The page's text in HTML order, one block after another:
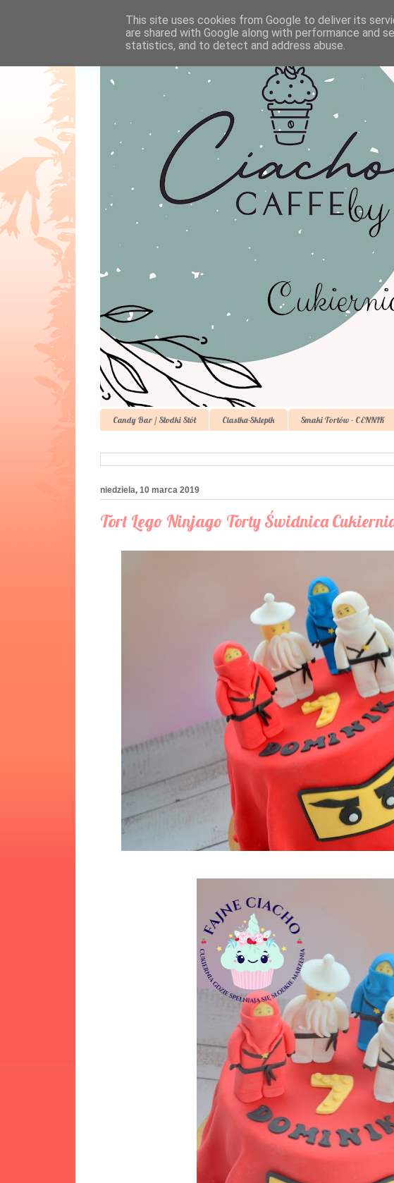
Candy Bar / Słodki Stół Ciastka-Sklepik Smaki Tortów - CENNIK
niedziela, 10 marca 2019
Tort Lego Ninjago Torty Świdnica
This site uses cookies from Google to deliver its
are shared with Google along with performance and
statistics, and to detect and address abuse.